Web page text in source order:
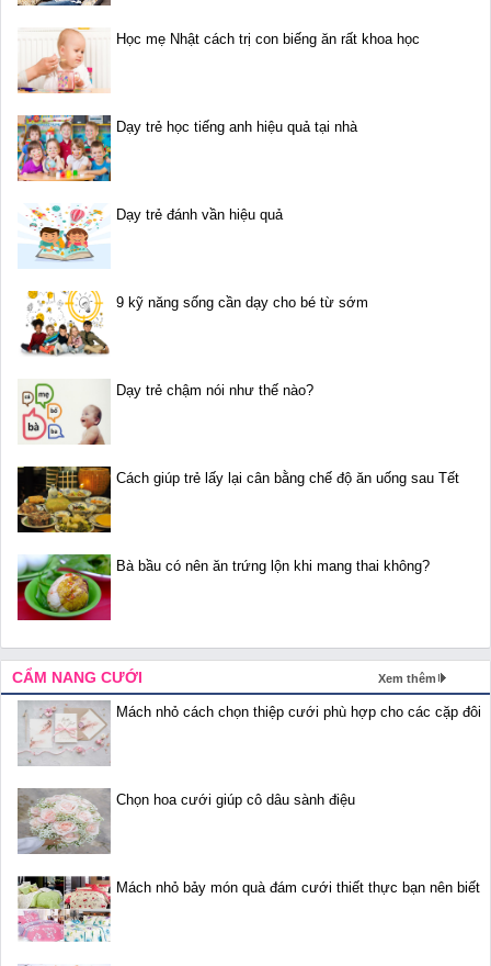
Học mẹ Nhật cách trị con biếng ăn rất khoa học
Dạy trẻ học tiếng anh hiệu quả tại nhà
Dạy trẻ đánh vần hiệu quả
9 kỹ năng sống cần dạy cho bé từ sớm
Dạy trẻ chậm nói như thế nào?
Cách giúp trẻ lấy lại cân bằng chế độ ăn uống sau Tết
Bà bầu có nên ăn trứng lộn khi mang thai không?
CẨM NANG CƯỚI Xem thêm
Mách nhỏ cách chọn thiệp cưới phù hợp cho các cặp đôi
Chọn hoa cưới giúp cô dâu sành điệu
Mách nhỏ bảy món quà đám cưới thiết thực bạn nên biết